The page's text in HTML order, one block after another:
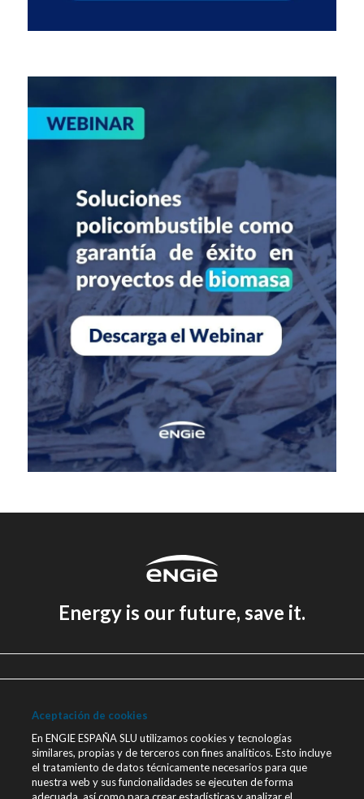
Energy is our future, save it.
Aviso legal
Política de Privacidad
Política de cookies
Canal Ético
Únete a nosotros
Aceptación de cookies
En ENGIE ESPAÑA SLU utilizamos cookies y tecnologías
similares, propias y de terceros con fines analíticos. Esto incluye
el tratamiento de datos técnicamente necesarios para que
nuestra web y sus funcionalidades se ejecuten de forma